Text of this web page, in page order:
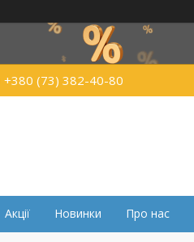
+380 (73) 382-40-80
Акції Новинки Про нас